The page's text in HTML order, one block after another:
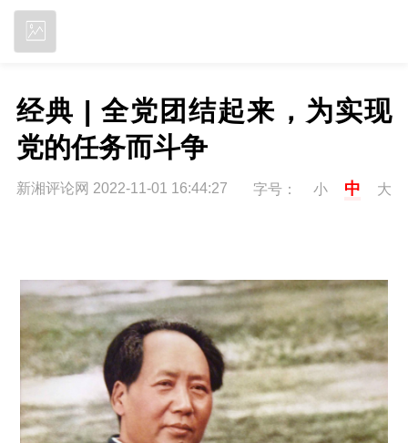
经典 | 全党团结起来，为实现
党的任务而斗争
新湘评论网 2022-11-01 16:44:27 字号： 小 中 大